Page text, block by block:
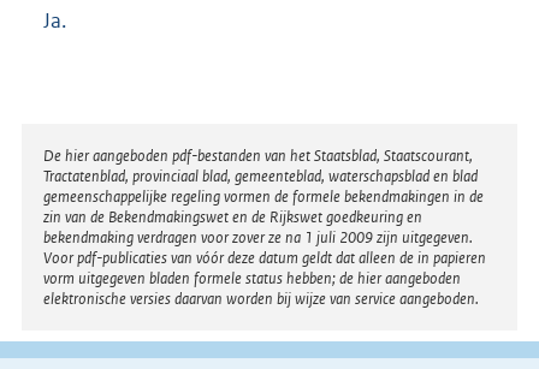
Ja.
Disclaimer
De hier aangeboden pdf-bestanden van het Staatsblad, Staatscourant,
Tractatenblad, provinciaal blad, gemeenteblad, waterschapsblad en blad
gemeenschappelijke regeling vormen de formele bekendmakingen in de
zin van de Bekendmakingswet en de Rijkswet goedkeuring en
bekendmaking verdragen voor zover ze na 1 juli 2009 zijn uitgegeven.
Voor pdf-publicaties van vóór deze datum geldt dat alleen de in papieren
vorm uitgegeven bladen formele status hebben; de hier aangeboden
elektronische versies daarvan worden bij wijze van service aangeboden.